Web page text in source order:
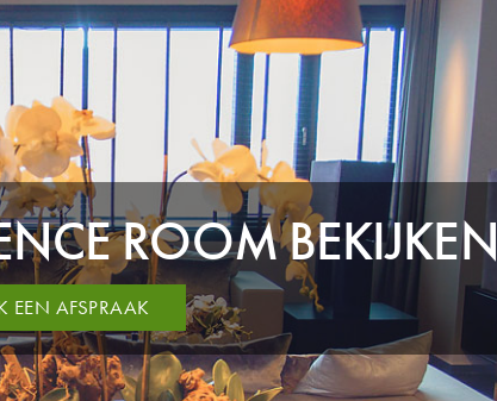
ROOM BEKIJKEN
EEN AFSPRAAK